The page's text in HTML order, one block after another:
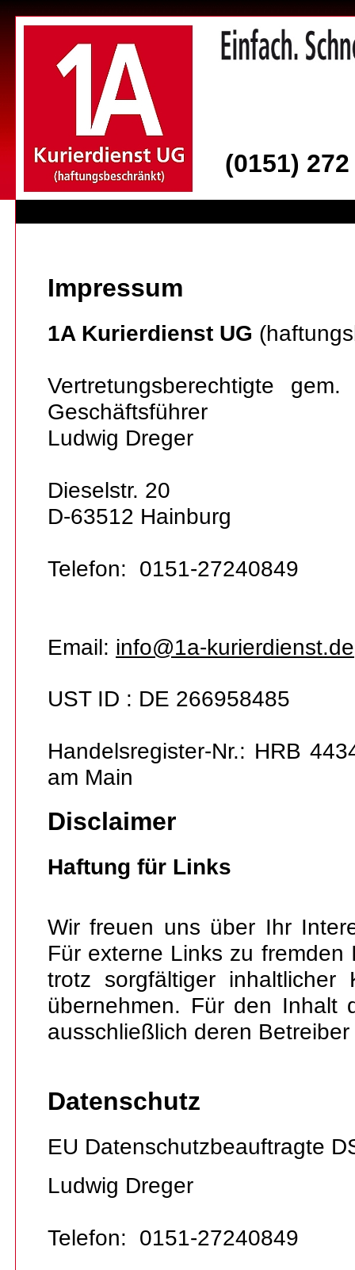
(0151)
Impressum
1A Kurierdienst UG
Vertretungsberechtigte
Geschäftsführer
Ludwig Dreger
Dieselstr. 20
D-63512 Hainburg
Telefon: 0151-27240849
Email: info@1a-kurierdienst.de
UST ID : DE 266958485
Handelsregister-Nr.: HRB
am Main
Disclaimer
Haftung für Links
Wir freuen uns über Ihr
Für externe Links zu
trotz sorgfältiger
übernehmen. Für den Inhalt
ausschließlich deren
Datenschutz
EU Datenschutzbeauftragte
Ludwig Dreger
Telefon: 0151-27240849